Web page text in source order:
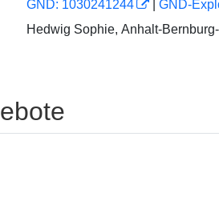
GND: 1030241244 GND-
Hedwig Sophie, Anhalt-